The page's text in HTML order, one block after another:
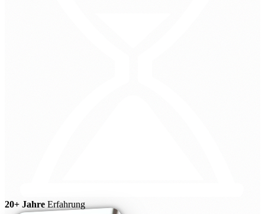
20+ Jahre Erfahrung